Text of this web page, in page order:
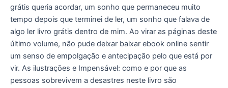
grátis queria acordar, um sonho que permaneceu muito
tempo depois que terminei de ler, um sonho que falava de
algo ler livro grátis dentro de mim. Ao virar as páginas deste
último volume, não pude deixar baixar ebook online sentir
um senso de empolgação e antecipação pelo que está por
vir. As ilustrações e Impensável: como e por que as
pessoas sobrevivem a desastres neste livro são